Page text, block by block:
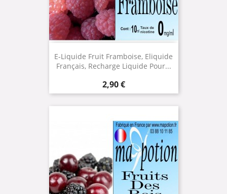
E-Liquide Fruit Framboise, Eliquide
Français, Recharge Liquide Pour...
Prix
2,90 €